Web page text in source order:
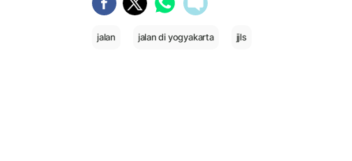
jalan jalan di yogyakarta jjls